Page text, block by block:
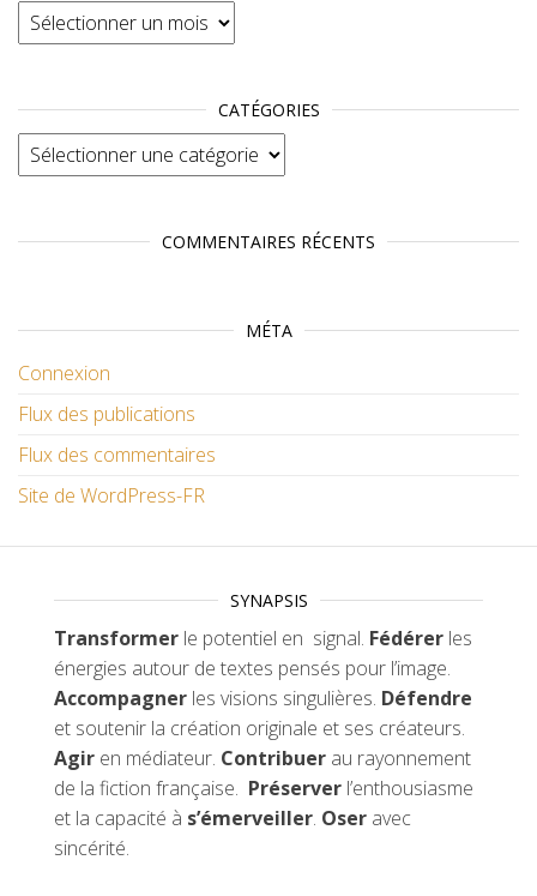
Archives
CATÉGORIES
Catégories
COMMENTAIRES RÉCENTS
MÉTA
Connexion
Flux des publications
Flux des commentaires
Site de WordPress-FR
SYNAPSIS
Transformer le potentiel en signal. Fédérer les
énergies autour de textes pensés pour l’image.
Accompagner les visions singulières. Défendre
et soutenir la création originale et ses créateurs.
Agir en médiateur. Contribuer au rayonnement
de la fiction française. Préserver l’enthousiasme
et la capacité à s’émerveiller. Oser avec
sincérité.